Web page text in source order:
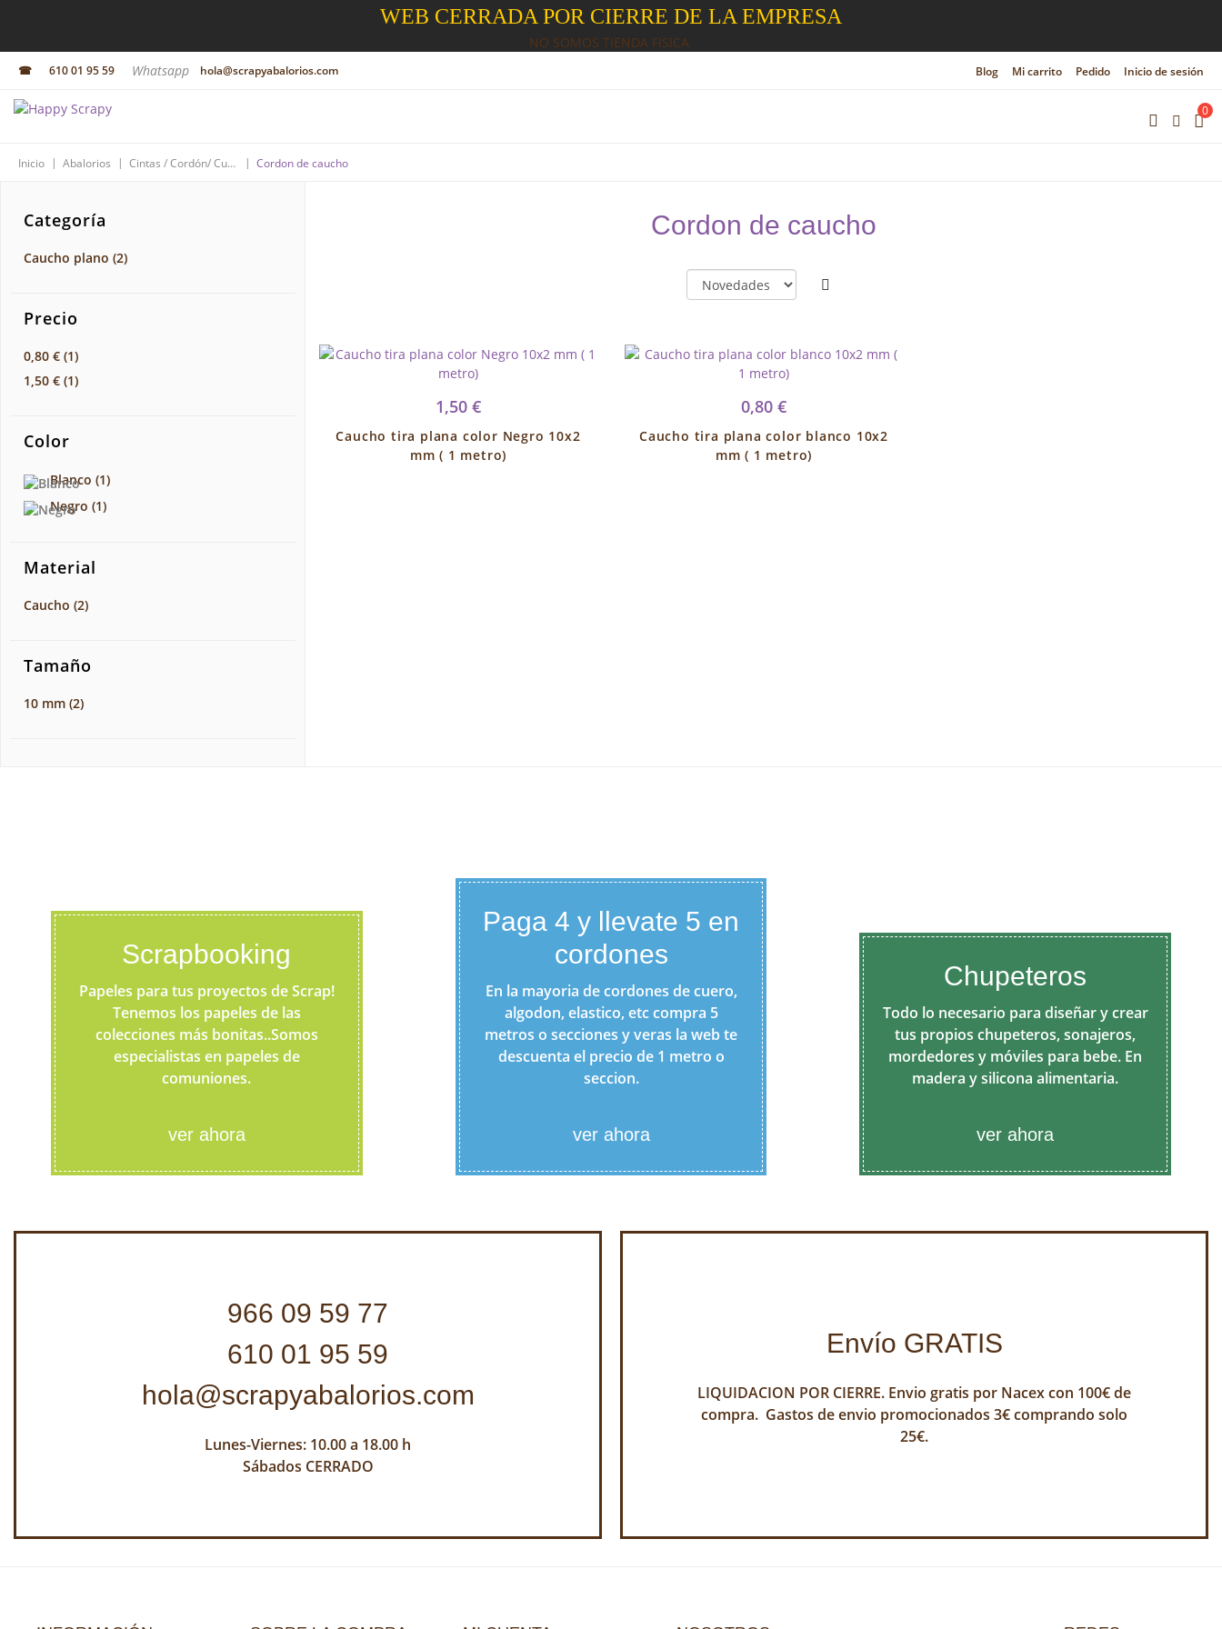
WEB CERRADA POR CIERRE DE LA EMPRESA
NO SOMOS TIENDA FISICA
☎ 610 01 95 59 Whatsapp hola@scrapyabalorios.com Blog Mi carrito Pedido Inicio de sesión
0
Inicio | Abalorios | Cintas / Cordón/ Cuero | Cordon de caucho
Cordon de caucho
1,50 €
Caucho tira plana color Negro 10x2
mm ( 1 metro)
0,80 €
Caucho tira plana color blanco 10x2
mm ( 1 metro)
Categoría
Caucho plano (2)
Precio
0,80 € (1)
1,50 € (1)
Color
Blanco (1)
Negro (1)
Material
Caucho (2)
Tamaño
10 mm (2)
Scrapbooking
Papeles para tus proyectos de Scrap!
Tenemos los papeles de las
colecciones más bonitas..Somos
especialistas en papeles de
comuniones.
ver ahora
Paga 4 y llevate 5 en
cordones
En la mayoria de cordones de cuero,
algodon, elastico, etc compra 5
metros o secciones y veras la web te
descuenta el precio de 1 metro o
seccion.
ver ahora
Chupeteros
Todo lo necesario para diseñar y crear
tus propios chupeteros, sonajeros,
mordedores y móviles para bebe. En
madera y silicona alimentaria.
ver ahora
966 09 59 77
610 01 95 59
hola@scrapyabalorios.com
Lunes-Viernes: 10.00 a 18.00 h
Sábados CERRADO
Envío GRATIS
LIQUIDACION POR CIERRE. Envio gratis por Nacex con 100€ de
compra. Gastos de envio promocionados 3€ comprando solo
25€.